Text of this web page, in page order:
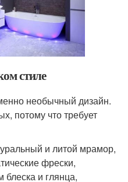
стиле
необычный дизайн.
потому что требует
и литой мрамор,
фрески,
блеска и глянца,